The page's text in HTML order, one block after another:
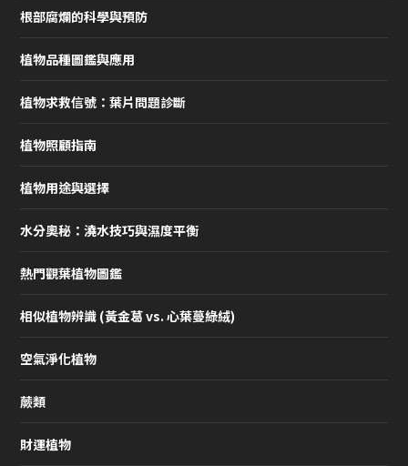
根部腐爛的科學與預防
植物品種圖鑑與應用
植物求救信號：葉片問題診斷
植物照顧指南
植物用途與選擇
水分奧秘：澆水技巧與濕度平衡
熱門觀葉植物圖鑑
相似植物辨識 (黃金葛 vs. 心葉蔓綠絨)
空氣淨化植物
蕨類
財運植物